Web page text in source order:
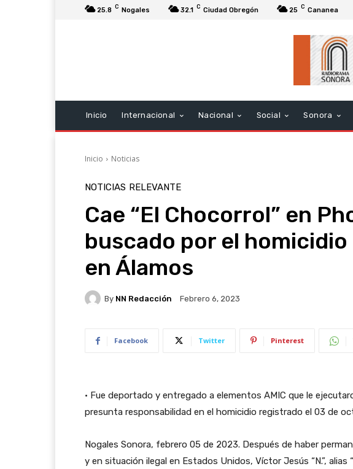
25.8 C Nogales 32.1 C Ciudad Obregón 25 C Cananea
Inicio Internacional Nacional Social Sonora
Inicio Noticias
NOTICIAS RELEVANTE
Cae “El Chocorrol” en
buscado por el
en Álamos
By NN Redacción Febrero 6, 2023
Facebook Twitter Pinterest
• Fue deportado y entregado a elementos AMIC que le
presunta responsabilidad en el homicidio registrado el 03 de
Nogales Sonora, febrero 05 de 2023. Después de haber
y en situación ilegal en Estados Unidos, Víctor Jesús “N.”, alias